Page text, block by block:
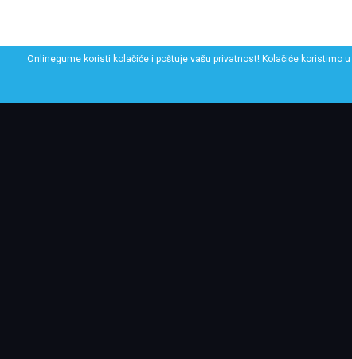
Onlinegume koristi kolačiće i poštuje vašu privatnost! Kolačiće